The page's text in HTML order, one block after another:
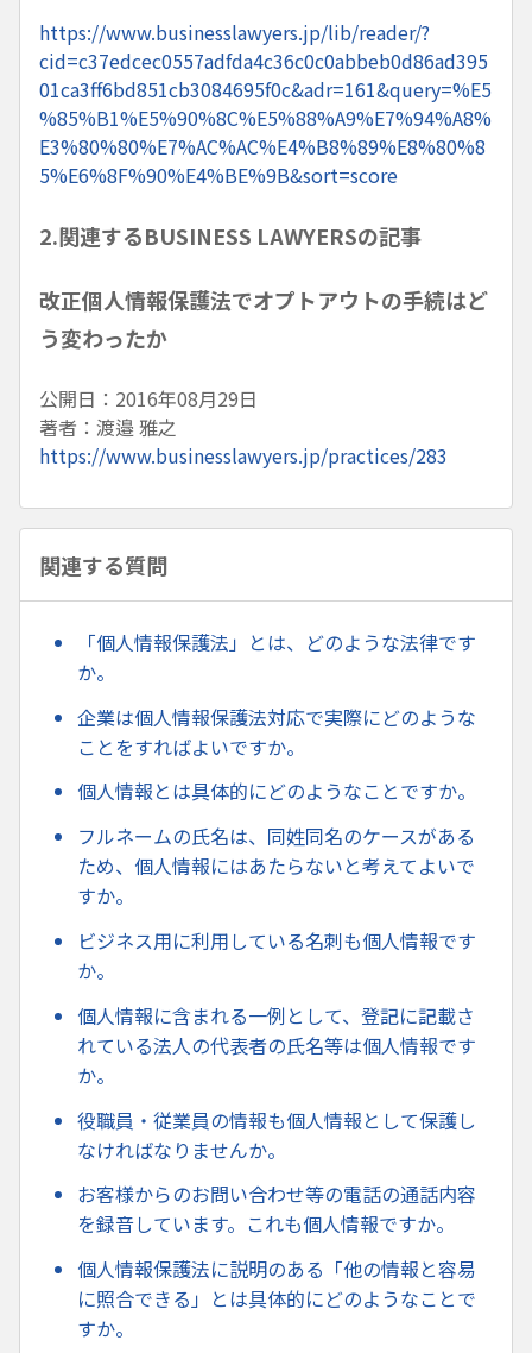
https://www.businesslawyers.jp/lib/reader/?
cid=c37edcec0557adfda4c36c0c0abbeb0d86ad395
01ca3ff6bd851cb3084695f0c&adr=161&query=%E5
%85%B1%E5%90%8C%E5%88%A9%E7%94%A8%
E3%80%80%E7%AC%AC%E4%B8%89%E8%80%8
5%E6%8F%90%E4%BE%9B&sort=score
2.関連するBUSINESS LAWYERSの記事
改正個人情報保護法でオプトアウトの手続はど
う変わったか
公開日：2016年08月29日
著者：渡邉 雅之
https://www.businesslawyers.jp/practices/283
関連する質問
「個人情報保護法」とは、どのような法律です
か。
企業は個人情報保護法対応で実際にどのような
ことをすればよいですか。
個人情報とは具体的にどのようなことですか。
フルネームの氏名は、同姓同名のケースがある
ため、個人情報にはあたらないと考えてよいで
すか。
ビジネス用に利用している名刺も個人情報です
か。
個人情報に含まれる一例として、登記に記載さ
れている法人の代表者の氏名等は個人情報です
か。
役職員・従業員の情報も個人情報として保護し
なければなりませんか。
お客様からのお問い合わせ等の電話の通話内容
を録音しています。これも個人情報ですか。
個人情報保護法に説明のある「他の情報と容易
に照合できる」とは具体的にどのようなことで
すか。